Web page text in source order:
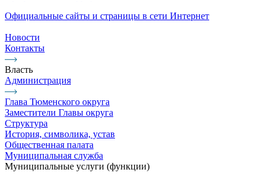
Официальные сайты и страницы в сети Интернет
Новости
Контакты
Власть
Администрация
Глава Тюменского округа
Заместители Главы округа
Структура
История, символика, устав
Общественная палата
Муниципальная служба
Муниципальные услуги (функции)